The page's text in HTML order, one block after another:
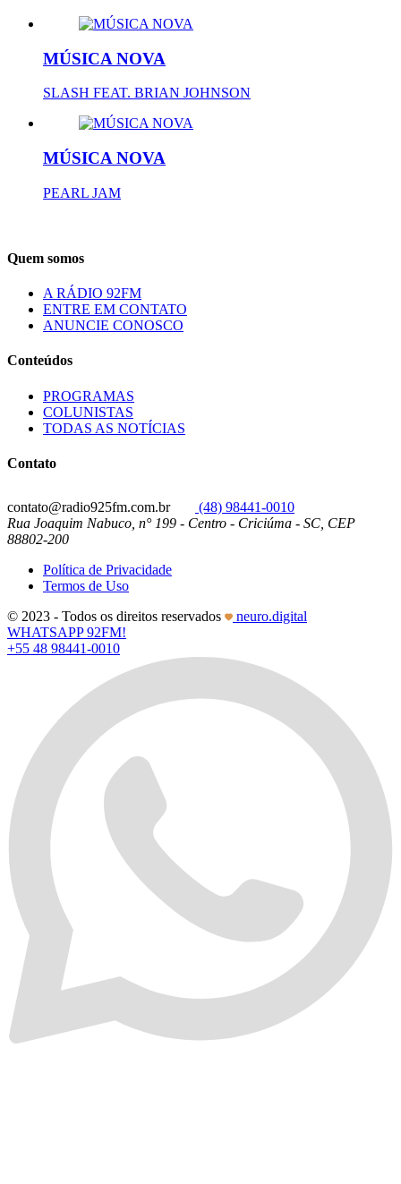
MÚSICA NOVA
SLASH FEAT. BRIAN JOHNSON
MÚSICA NOVA
PEARL JAM
Quem somos
A RÁDIO 92FM
ENTRE EM CONTATO
ANUNCIE CONOSCO
Conteúdos
PROGRAMAS
COLUNISTAS
TODAS AS NOTÍCIAS
Contato
contato@radio925fm.com.br
(48) 98441-0010
Rua Joaquim Nabuco, n° 199 - Centro - Criciúma - SC, CEP
88802-200
Política de Privacidade
Termos de Uso
© 2023 - Todos os direitos reservados
neuro.digital
WHATSAPP 92FM!
+55 48 98441-0010